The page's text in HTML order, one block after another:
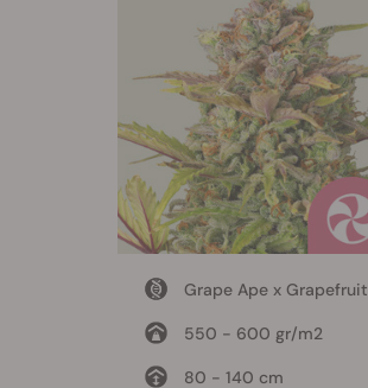
Grape Ape x Grapefruit
550 - 600 gr/m2
80 - 140 cm